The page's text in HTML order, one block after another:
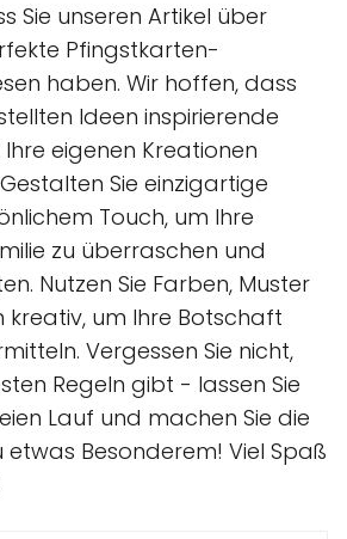
Sie unseren Artikel über
Pfingstkarten-
haben. Wir hoffen, dass
Ideen inspirierende
eigenen Kreationen
Sie einzigartige
Touch, um Ihre
zu überraschen und
Nutzen Sie Farben, Muster
kreativ, um Ihre Botschaft
Vergessen Sie nicht,
Regeln gibt - lassen Sie
Lauf und machen Sie die
Besonderem! Viel Spaß